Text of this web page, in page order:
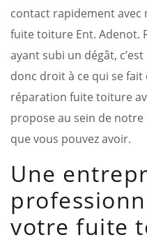
contact rapidement
fuite toiture Ent. Adenot.
ayant subi un dégât,
donc droit à ce qui se
réparation fuite toiture
propose au sein de notre
que vous pouvez avoir.
Une
votre fuite